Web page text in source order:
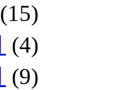
(15)
(4)
(9)